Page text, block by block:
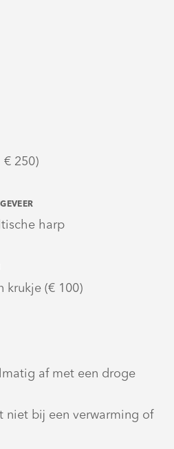
€ 250)
harp
krukje (€ 100)
af met een droge
niet bij een verwarming of